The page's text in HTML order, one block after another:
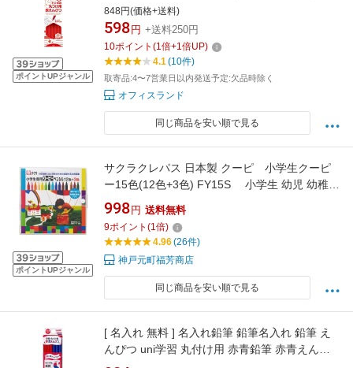
ポイントUPジャンル
つ 1ダース 12本 学習 文具 文房具 ステーショナ
リー 事務用品 事務 CV-KIV
848円(価格+送料)
598 円 +送料250円
10ポイント (1倍+1倍UP)
4.1(10件)
取寄品:4〜7営業日以内発送予定:欠品時除く
オフィスランド
同じ商品を安い順で見る
ポイントUPジャンル
サクラクレパス 日本製 クーピ 小学生クーピ
ー15色(12色+3色) FY15S 小学生 幼児 幼稚園
入学準備 入園 入学 新学期 日本製 クーピーお
絵描き おえかき ぬりえ
998 円 送料無料
9ポイント (1倍)
4.96(26件)
神戸元町福芳商店
同じ商品を安い順で見る
[ 名入れ 無料 ] 名入れ鉛筆 鉛筆名入れ 鉛筆 え
んぴつ uni学習 丸付け用 赤青鉛筆 赤青えんぴ